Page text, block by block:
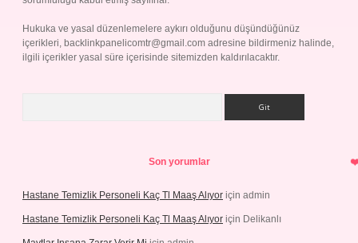
Hukuka ve yasal düzenlemelere aykırı olduğunu düşündüğünüz
içerikleri, backlinkpanelicomtr@gmail.com adresine bildirmeniz halinde,
ilgili içerikler yasal süre içerisinde sitemizden kaldırılacaktır.
Son yorumlar
Hastane Temizlik Personeli Kaç Tl Maaş Alıyor için admin
Hastane Temizlik Personeli Kaç Tl Maaş Alıyor için Delikanlı